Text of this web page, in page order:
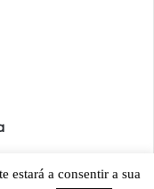
estará a consentir a sua